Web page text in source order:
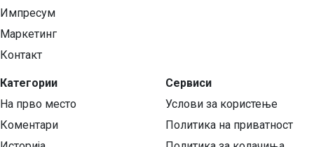
Импресум
Маркетинг
Контакт
Категории
На прво место
Коментари
Сервиси
Услови за користење
Политика на приватност